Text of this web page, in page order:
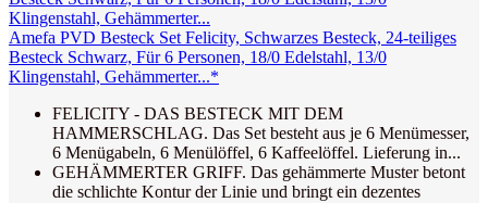
Amefa PVD Besteck Set Felicity, Schwarzes Besteck, 24-teiliges
Besteck Schwarz, Für 6 Personen, 18/0 Edelstahl, 13/0
Klingenstahl, Gehämmerter...*
FELICITY - DAS BESTECK MIT DEM
HAMMERSCHLAG. Das Set besteht aus je 6 Menümesser,
6 Menügabeln, 6 Menülöffel, 6 Kaffeelöffel. Lieferung in...
GEHÄMMERTER GRIFF. Das gehämmerte Muster betont
die schlichte Kontur der Linie und bringt ein dezentes